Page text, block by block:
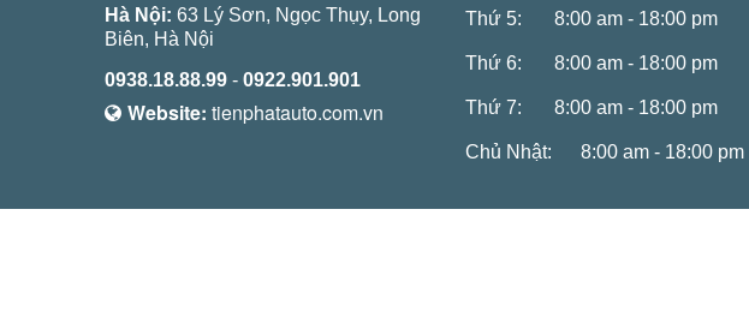
Hà Nội: 63 Lý Sơn, Ngọc Thụy, Long
Biên, Hà Nội
0938.18.88.99 - 0922.901.901
Website: tienphatauto.com.vn
Thứ 5: 8:00 am - 18:00 pm
Thứ 6: 8:00 am - 18:00 pm
Thứ 7: 8:00 am - 18:00 pm
Chủ Nhật: 8:00 am - 18:00 pm